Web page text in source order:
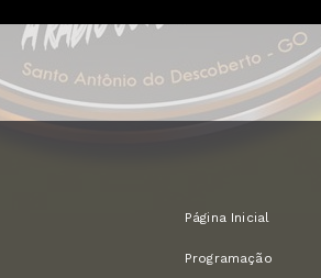
Página Inicial
Programação